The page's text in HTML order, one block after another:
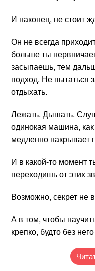
И наконец, не стоит
Он не всегда
больше ты
засыпаешь, тем
подход. Не пытаться
отдыхать.
Лежать. Дышать.
одинокая машина, как
медленно накрывает
И в какой-то момент
переходишь от этих
Возможно, секрет не
А в том, чтобы
крепко, будто без